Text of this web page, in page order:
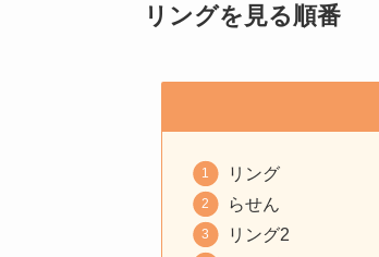
リングを見る順番
リング
らせん
リング2